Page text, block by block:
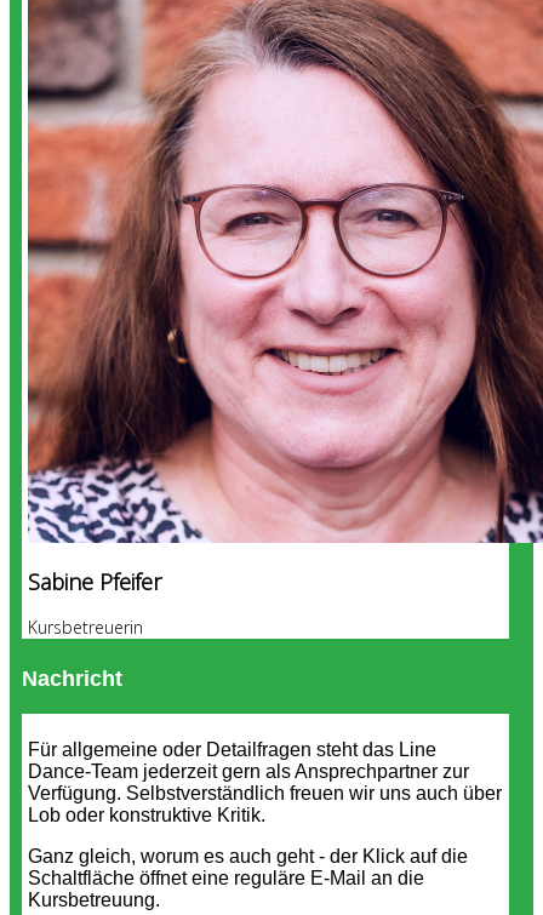
Sabine Pfeifer
Kursbetreuerin
Nachricht
Für allgemeine oder Detailfragen steht das Line
Dance-Team jederzeit gern als Ansprechpartner zur
Verfügung. Selbstverständlich freuen wir uns auch über
Lob oder konstruktive Kritik.
Ganz gleich, worum es auch geht - der Klick auf die
Schaltfläche öffnet eine reguläre E-Mail an die
Kursbetreuung.